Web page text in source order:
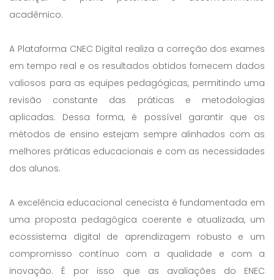
acadêmico.
A Plataforma CNEC Digital realiza a correção dos exames
em tempo real e os resultados obtidos fornecem dados
valiosos para as equipes pedagógicas, permitindo uma
revisão constante das práticas e metodologias
aplicadas. Dessa forma, é possível garantir que os
métodos de ensino estejam sempre alinhados com as
melhores práticas educacionais e com as necessidades
dos alunos.
A excelência educacional cenecista é fundamentada em
uma proposta pedagógica coerente e atualizada, um
ecossistema digital de aprendizagem robusto e um
compromisso contínuo com a qualidade e com a
inovação. É por isso que as avaliações do ENEC